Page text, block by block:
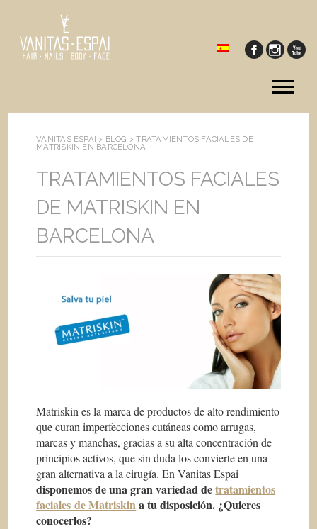
VANITAS ESPAI > BLOG >TRATAMIENTOS FACIALES DE
MATRISKIN EN BARCELONA
TRATAMIENTOS FACIALES
DE MATRISKIN EN
BARCELONA
Matriskin es la marca de productos de alto rendimiento
que curan imperfecciones cutáneas como arrugas,
marcas y manchas, gracias a su alta concentración de
principios activos, que sin duda los convierte en una
gran alternativa a la cirugía. En Vanitas Espai
disponemos de una gran variedad detratamientos
faciales de Matriskina tu disposición. ¿Quieres
conocerlos?